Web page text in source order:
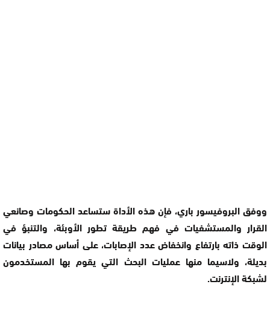
ووفق البروفيسور باري، فإن هذه الأداة ستساعد الحكومات وصانعي
القرار والمستشفيات في فهم طريقة تطور الأوبئة، والتنبؤ في
الوقت ذاته بارتفاع وانخفاض عدد الإصابات، على أساس مصادر بيانات
بديلة، ولاسيما منها عمليات البحث التي يقوم بها المستخدمون
لشبكة الإنترنت.